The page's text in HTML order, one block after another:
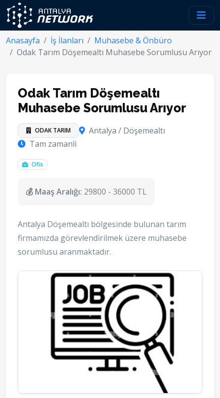
Anasayfa İş İlanları
Muhasebe & Önbüro
Odak Tarım Döşemealtı Muhasebe Sorumlusu Arıyor
Odak Tarım Döşemealtı
Muhasebe Sorumlusu Arıyor
ODAK TARIM
Antalya / Döşemealtı
Tam zamanli
Ofis
💰 Maaş Aralığı: 29800 - 36000 TL
Antalya Döşemealtı bölgesinde bulunan tarım
firmamızda görevlendirilmek üzere muhasebe
sorumlusu aranmaktadır.